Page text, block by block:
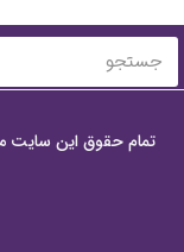
تمام حقوق این سایت